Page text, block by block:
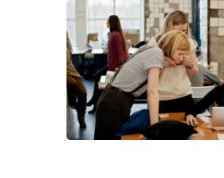
News
Documenti
Carta Servizi
Contatti